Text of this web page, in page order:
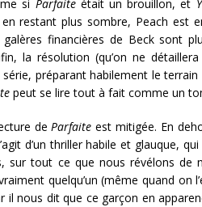
si Parfaiteétait un brouillon, et
restant plus sombre, Peach est
galères financières de Beck sont
la résolution (qu’on ne
préparant habilement le
peut se lire tout à fait comme un
deParfaite est mitigée. En
d’un thriller habile et glauque,
sur tout ce que nous révélons de
quelqu’un (même quand on
il nous dit que ce garçon en